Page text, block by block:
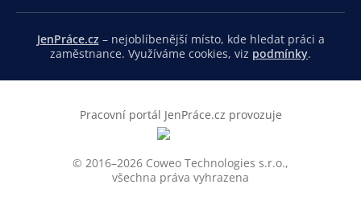
JenPráce.cz– nejoblíbenější místo, kde hledat práci a
zaměstnance. Využíváme cookies, viz podmínky.
Pracovní portál JenPráce.cz provozuje
© 2016–2026 Coweo Technologies s.r.o.,
všechna práva vyhrazena